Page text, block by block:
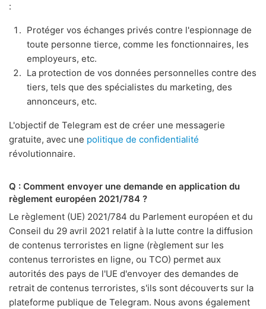
:
Protéger vos échanges privés contre l'espionnage de
toute personne tierce, comme les fonctionnaires, les
employeurs, etc.
La protection de vos données personnelles contre des
tiers, tels que des spécialistes du marketing, des
annonceurs, etc.
L'objectif de Telegram est de créer une messagerie
gratuite, avec une politique de confidentialité
révolutionnaire.
Q : Comment envoyer une demande en application du
règlement européen 2021/784 ?
Le règlement (UE) 2021/784 du Parlement européen et du
Conseil du 29 avril 2021 relatif à la lutte contre la diffusion
de contenus terroristes en ligne (règlement sur les
contenus terroristes en ligne, ou TCO) permet aux
autorités des pays de l'UE d'envoyer des demandes de
retrait de contenus terroristes, s'ils sont découverts sur la
plateforme publique de Telegram. Nous avons également